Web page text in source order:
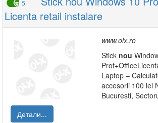
5
Licenta retail instalare
www.olx.ro
Stick nou
Laptop –
accesorii 100 lei
Bucuresti,
Детали...